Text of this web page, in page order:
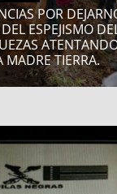
POR
ESPEJISMO
MADRE TIERRA.